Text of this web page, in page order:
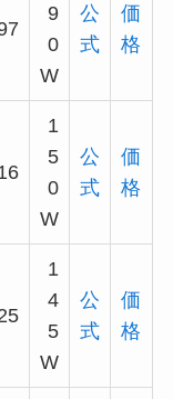
9
0
W
公
式
価
格
1
5
0
W
公
式
価
格
1
4
5
W
公
式
価
格